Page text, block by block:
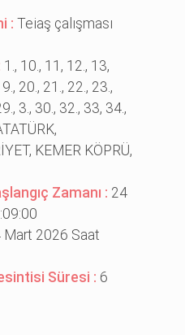
:Tei̇aş çalışması
1., 10., 11, 12., 13,
20., 21., 22., 23.,
3., 30., 32., 33, 34.,
KEMER KÖPRÜ,
Zamanı : 24
Mart 2026 Saat
Süresi : 6